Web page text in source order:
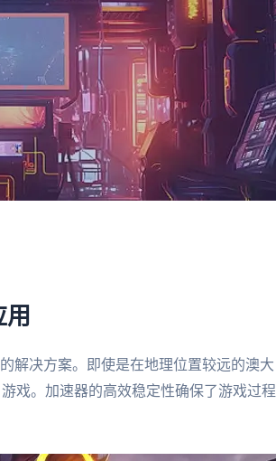
解决方案。即使是在地理位置较远的澳大
戏。加速器的高效稳定性确保了游戏过程